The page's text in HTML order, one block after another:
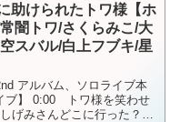
助けられたトワ様【ホ
闇トワ/さくらみこ/大
スバル/白上フブキ/星
アルバム、ソロライブ本
ブ】 0:00 トワ様を笑わせ
みさんどこに行った？